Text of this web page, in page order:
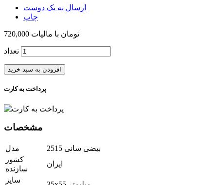
ارسال به یک دوست
چاپ
720,000 تومان با ماليات
تعداد
افزودن به سبد خرید
پرداخت به کارت
مشخصات
مدل
بیضی سانی 2515
کشور
سازنده
ایران
سایز